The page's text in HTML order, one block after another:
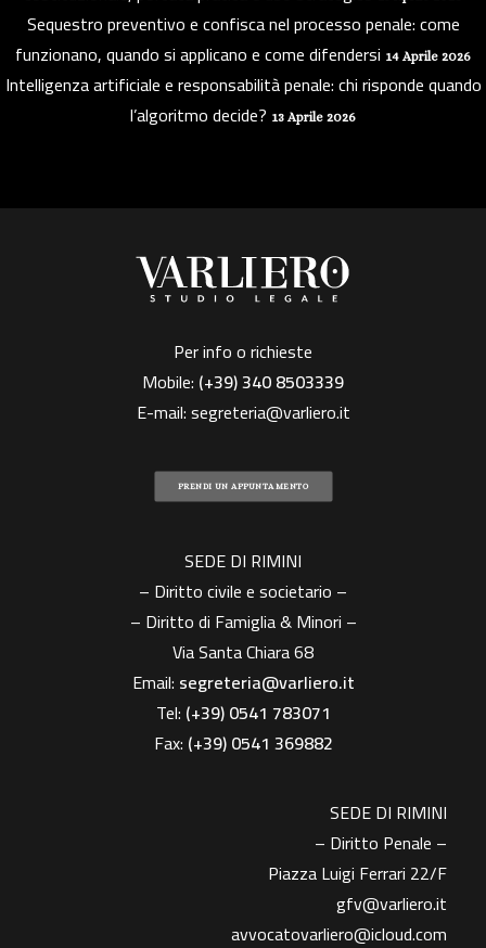
Sequestro preventivo e confisca nel processo penale: come
funzionano, quando si applicano e come difendersi 14 Aprile 2026
Intelligenza artificiale e responsabilità penale: chi risponde quando
l’algoritmo decide? 13 Aprile 2026
Per info o richieste
Mobile: (+39)340 8503339
E-mail:segreteria@varliero.it
PRENDI UN APPUNTAMENTO
SEDE DI RIMINI
– Diritto civile e societario –
– Diritto di Famiglia & Minori –
Via Santa Chiara 68
Email: segreteria@varliero.it
Tel: (+39) 0541 783071
Fax: (+39)0541 369882
SEDE DI RIMINI
– Diritto Penale –
Piazza Luigi Ferrari 22/F
gfv@varliero.it
avvocatovarliero@icloud.com